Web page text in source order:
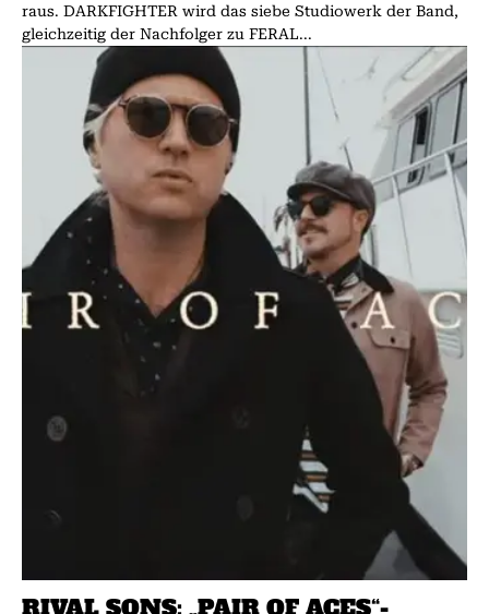
raus. DARKFIGHTER wird das siebe Studiowerk der Band,
gleichzeitig der Nachfolger zu FERAL...
RIVAL SONS: „PAIR OF ACES“-